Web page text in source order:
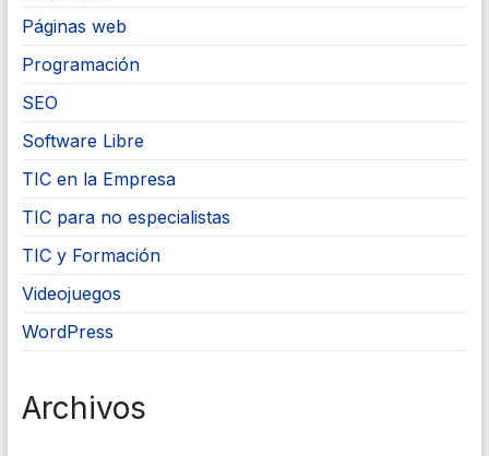
Páginas web
Programación
SEO
Software Libre
TIC en la Empresa
TIC para no especialistas
TIC y Formación
Videojuegos
WordPress
Archivos